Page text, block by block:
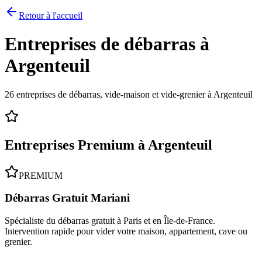
Retour à l'accueil
Entreprises de débarras à
Argenteuil
26 entreprises de débarras, vide-maison et vide-grenier à Argenteuil
Entreprises Premium à Argenteuil
PREMIUM
Débarras Gratuit Mariani
Spécialiste du débarras gratuit à Paris et en Île-de-France.
Intervention rapide pour vider votre maison, appartement, cave ou
grenier.